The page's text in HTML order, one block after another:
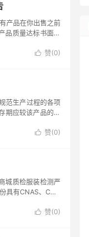
产品在你出售之前
品质量达标书面。
 赞(0)
范生产过程的各项
期应较该产品的商
 赞(0)
城质检服装检测严
具有CNAS、CMA
 赞(0)